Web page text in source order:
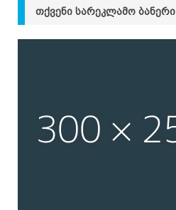
ᲗᲥᲕᲔᲜᲘ ᲡᲐᲠᲔᲙᲚᲐᲛᲝ ᲑᲐᲜᲔᲠᲘ